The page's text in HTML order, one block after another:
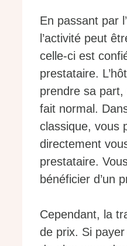
En passant par
l’activité peut
celle-ci est
prestataire.
prendre sa
fait normal.
classique, vous
directement
prestataire.
bénéficier d’un
Cependant, la
de prix. Si